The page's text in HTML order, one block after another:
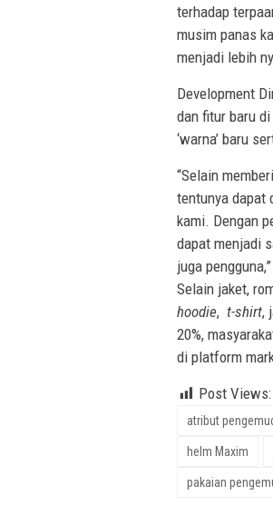
terhadap
musim panas
menjadi lebih
Development
dan fitur baru
‘warna’ baru
“Selain
tentunya dapat
kami. Dengan
dapat menjadi
juga
Selain jaket,
hoodie, t-shirt,
20%,
di platform
Post Views:
atribut
helm Maxim
pakaian